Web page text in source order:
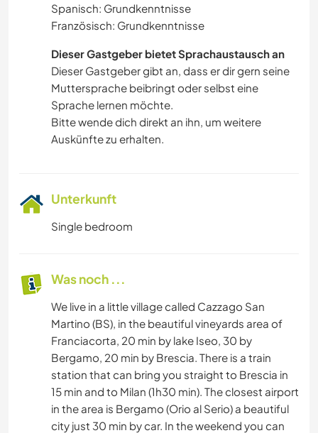
YOGA / WELLNESS
OUTDOOR-AKTIVITÄTEN
NATUR
Spanisch: Grundkenntnisse
Französisch: Grundkenntnisse
Dieser Gastgeber bietet Sprachaustausch an
Dieser Gastgeber gibt an, dass er dir gern seine
Muttersprache beibringt oder selbst eine
Sprache lernen möchte.
Bitte wende dich direkt an ihn, um weitere
Auskünfte zu erhalten.
Unterkunft
Single bedroom
Was noch ...
We live in a little village called Cazzago San
Martino (BS), in the beautiful vineyards area of
Franciacorta, 20 min by lake Iseo, 30 by
Bergamo, 20 min by Brescia. There is a train
station that can bring you straight to Brescia in
15 min and to Milan (1h30 min). The closest airport
in the area is Bergamo (Orio al Serio) a beautiful
city just 30 min by car. In the weekend you can